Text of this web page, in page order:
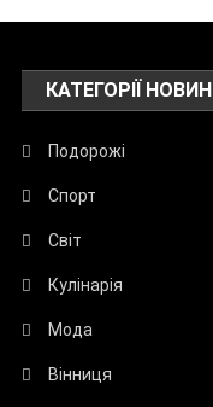
КАТЕГОРІЇ НОВИН
Подорожі
Спорт
Світ
Кулінарія
Мода
Вінниця